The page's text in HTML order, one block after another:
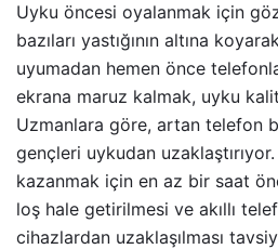
Uyku öncesi oyalanmak için
bazıları yastığının altına
uyumadan hemen önce
ekrana maruz kalmak, uyku
Uzmanlara göre, artan telefon
gençleri uykudan uzaklaştırıyor.
kazanmak için en az bir saat
loş hale getirilmesi ve akıllı
cihazlardan uzaklaşılması